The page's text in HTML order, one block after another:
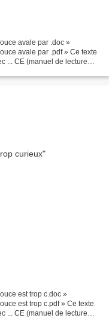
avale par .doc »
avale par .pdf » Ce texte
... CE (manuel de lecture
est trop c.doc »
est trop c.pdf » Ce texte
... CE (manuel de lecture